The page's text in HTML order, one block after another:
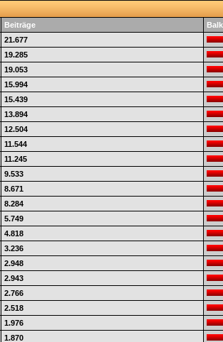
Beiträge
21.677
19.285
19.053
15.994
15.439
13.894
12.504
11.544
11.245
9.533
8.671
8.284
5.749
4.818
3.236
2.948
2.943
2.766
2.518
1.976
1.870